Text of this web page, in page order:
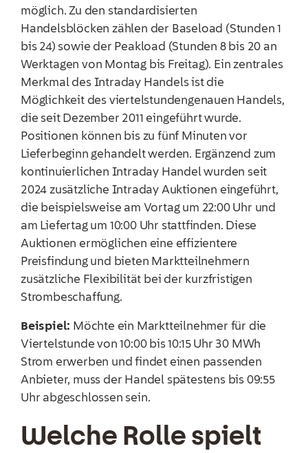
möglich. Zu den standardisierten
Handelsblöcken zählen der Baseload (Stunden 1
bis 24) sowie der Peakload (Stunden 8 bis 20 an
Werktagen von Montag bis Freitag). Ein zentrales
Merkmal des Intraday Handels ist die
Möglichkeit des viertelstundengenauen Handels,
die seit Dezember 2011 eingeführt wurde.
Positionen können bis zu fünf Minuten vor
Lieferbeginn gehandelt werden. Ergänzend zum
kontinuierlichen Intraday Handel wurden seit
2024 zusätzliche Intraday Auktionen eingeführt,
die beispielsweise am Vortag um 22:00 Uhr und
am Liefertag um 10:00 Uhr stattfinden. Diese
Auktionen ermöglichen eine effizientere
Preisfindung und bieten Marktteilnehmern
zusätzliche Flexibilität bei der kurzfristigen
Strombeschaffung.
Beispiel: Möchte ein Marktteilnehmer für die
Viertelstunde von 10:00 bis 10:15 Uhr 30 MWh
Strom erwerben und findet einen passenden
Anbieter, muss der Handel spätestens bis 09:55
Uhr abgeschlossen sein.
Welche Rolle spielt